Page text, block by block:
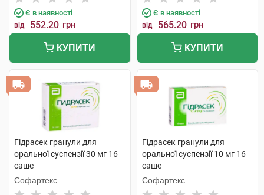
Є в наявності
від 552.20 грн
КУПИТИ
Є в наявності
від 565.20 грн
КУПИТИ
Гідрасек гранули для
оральної суспензії 30 мг 16
саше
Софартекс
Гідрасек гранули для
оральної суспензії 10 мг 16
саше
Софартекс